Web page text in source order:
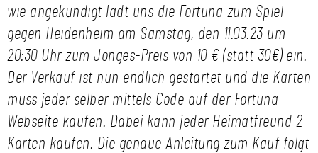
wie angekündigt lädt uns die Fortuna zum Spiel
gegen Heidenheim am Samstag, den 11.03.23 um
20:30 Uhr zum Jonges-Preis von 10 € (statt 30€) ein.
Der Verkauf ist nun endlich gestartet und die Karten
muss jeder selber mittels Code auf der Fortuna
Webseite kaufen. Dabei kann jeder Heimatfreund 2
Karten kaufen. Die genaue Anleitung zum Kauf folgt